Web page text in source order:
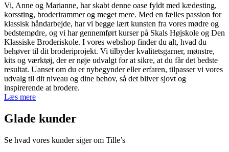
varianter.
Mulighederne
kan
vælges
på
varesiden
Vi, Anne og Marianne, har skabt denne oase fyldt med kædesting,
korssting, broderirammer og meget mere. Med en fælles passion for
klassisk håndarbejde, har vi begge lært kunsten fra vores mødre og
bedstemødre, og vi har gennemført kurser på Skals Højskole og Den
Klassiske Broderiskole. I vores webshop finder du alt, hvad du
behøver til dit broderiprojekt. Vi tilbyder kvalitetsgarner, mønstre,
kits og værktøj, der er nøje udvalgt for at sikre, at du får det bedste
resultat. Uanset om du er nybegynder eller erfaren, tilpasser vi vores
udvalg til dit niveau og dine behov, så det bliver sjovt og
inspirerende at brodere.
Læs mere
Glade kunder
Se hvad vores kunder siger om Tille’s